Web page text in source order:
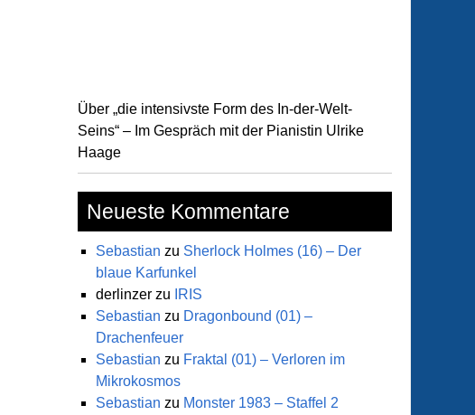
Über „die intensivste Form des In-der-Welt-
Seins“ – Im Gespräch mit der Pianistin Ulrike
Haage
Neueste Kommentare
Sebastian zu Sherlock Holmes (16) – Der
blaue Karfunkel
derlinzer zu
IRIS
Sebastian zu Dragonbound (01) –
Drachenfeuer
Sebastian zu Fraktal (01) – Verloren im
Mikrokosmos
Sebastian zu Monster 1983 – Staffel 2